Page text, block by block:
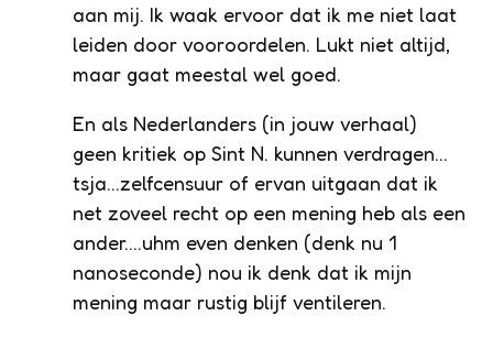
aan mij. Ik waak ervoor dat ik me niet laat
leiden door vooroordelen. Lukt niet altijd,
maar gaat meestal wel goed.
En als Nederlanders (in jouw verhaal)
geen kritiek op Sint N. kunnen verdragen…
tsja…zelfcensuur of ervan uitgaan dat ik
net zoveel recht op een mening heb als een
ander….uhm even denken (denk nu 1
nanoseconde) nou ik denk dat ik mijn
mening maar rustig blijf ventileren.